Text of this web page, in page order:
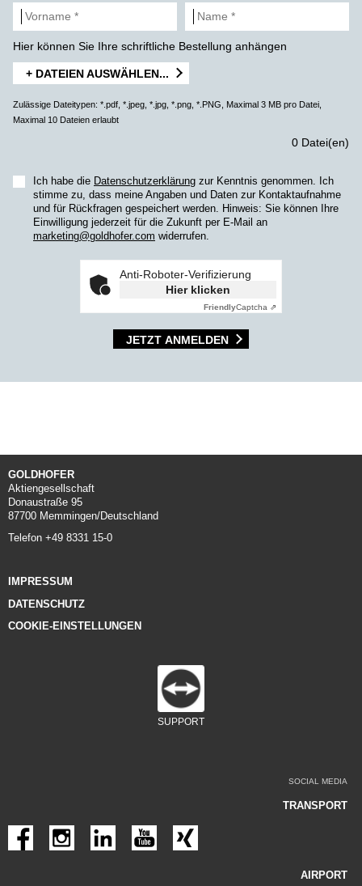
Hier können Sie Ihre schriftliche Bestellung anhängen
+ DATEIEN AUSWÄHLEN...
Zulässige Dateitypen: *.pdf, *.jpeg, *.jpg, *.png, *.PNG, Maximal 3 MB pro Datei,
Maximal 10 Dateien erlaubt
0 Datei(en)
Ich habe die Datenschutzerklärung zur Kenntnis genommen. Ich
stimme zu, dass meine Angaben und Daten zur Kontaktaufnahme
und für Rückfragen gespeichert werden. Hinweis: Sie können Ihre
Einwilligung jederzeit für die Zukunft per E-Mail an
marketing@goldhofer.com widerrufen.
Anti-Roboter-Verifizierung
Hier klicken
FriendlyCaptcha ⇗
JETZT ANMELDEN
GOLDHOFER
Aktiengesellschaft
Donaustraße 95
87700 Memmingen/Deutschland
Telefon +49 8331 15-0
IMPRESSUM
DATENSCHUTZ
COOKIE-EINSTELLUNGEN
SUPPORT
SOCIAL MEDIA
TRANSPORT
AIRPORT